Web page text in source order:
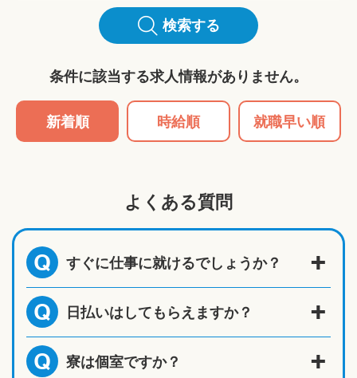
検索する
条件に該当する求人情報がありません。
新着順 時給順 就職早い順
よくある質問
Q すぐに仕事に就けるでしょうか？
Q 日払いはしてもらえますか？
Q 寮は個室ですか？